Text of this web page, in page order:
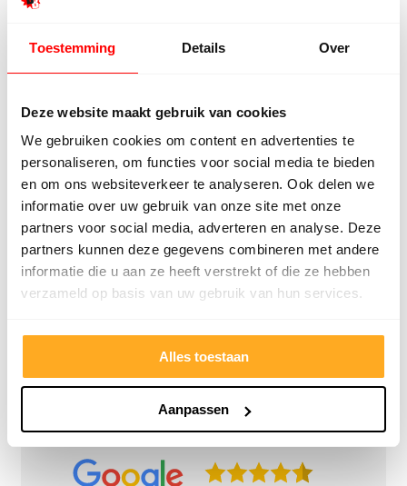
Toestemming Details Over
Deze website maakt gebruik van cookies
We gebruiken cookies om content en advertenties te
personaliseren, om functies voor social media te bieden
en om ons websiteverkeer te analyseren. Ook delen we
informatie over uw gebruik van onze site met onze
partners voor social media, adverteren en analyse. Deze
partners kunnen deze gegevens combineren met andere
informatie die u aan ze heeft verstrekt of die ze hebben
verzameld op basis van uw gebruik van hun services.
Alles toestaan
Aanpassen
kunnen kopen wat ik wil. Heel vriendelijk,
personeel! Bedankt!
9/10 5272 reviews